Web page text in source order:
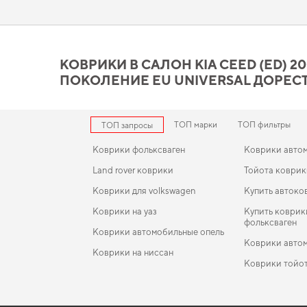
действительно стоит
Наши EVA ковры изготовлены для обеспечения вашего
КОВРИКИ В САЛОН KIA CEED (ED)
ПОКОЛЕНИЕ EU UNIVERSAL
ТОП запросы ТОП марки ТОП фильтры
Коврики фольксваген
Land rover коврики
Коврики для volkswagen
Коврики на уаз
Коврики автомобильные опель
Коврики на ниссан
Коврики
Тойота
Купить
Купить
фольксваген
Коврики
Коврики